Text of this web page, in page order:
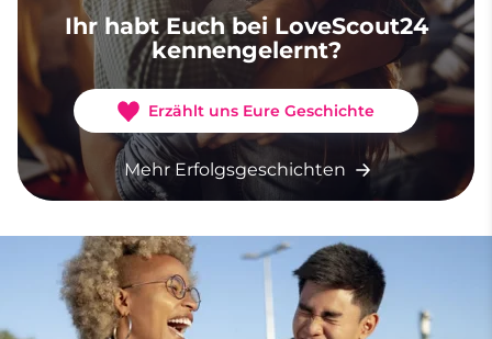
Ihr habt Euch bei LoveScout24
kennengelernt?
Erzählt uns Eure Geschichte
Mehr Erfolgsgeschichten